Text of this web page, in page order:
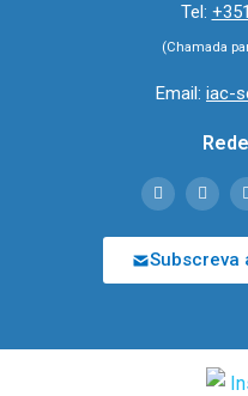
Tel:
(Chamada
Email: iac-
Subscreva